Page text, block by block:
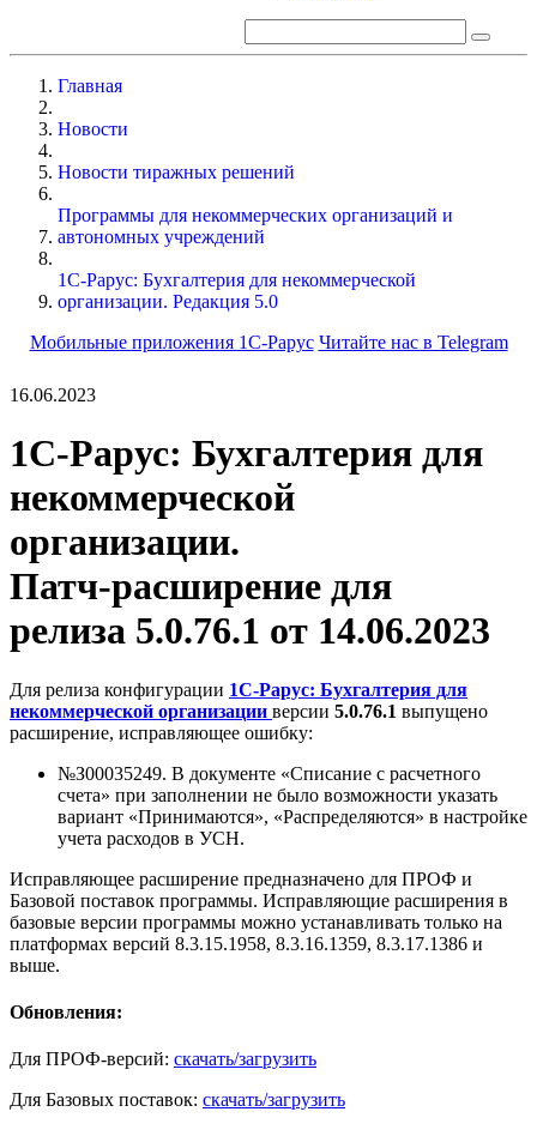
Главная
Новости
Новости тиражных решений
Программы для некоммерческих организаций и
автономных учреждений
1С-Рарус: Бухгалтерия для некоммерческой
организации. Редакция 5.0
Мобильные приложения 1С-Рарус Читайте нас в Telegram
16.06.2023
1С-Рарус: Бухгалтерия для
некоммерческой
организации.
Патч-расширение для
релиза 5.0.76.1 от 14.06.2023
Для релиза конфигурации 1С-Рарус: Бухгалтерия для
некоммерческой организации версии 5.0.76.1 выпущено
расширение, исправляющее ошибку:
№З00035249. В документе «Списание с расчетного
счета» при заполнении не было возможности указать
вариант «Принимаются», «Распределяются» в настройке
учета расходов в УСН.
Исправляющее расширение предназначено для ПРОФ и
Базовой поставок программы. Исправляющие расширения в
базовые версии программы можно устанавливать только на
платформах версий 8.3.15.1958, 8.3.16.1359, 8.3.17.1386 и
выше.
Обновления:
Для ПРОФ-версий: скачать/загрузить
Для Базовых поставок: скачать/загрузить